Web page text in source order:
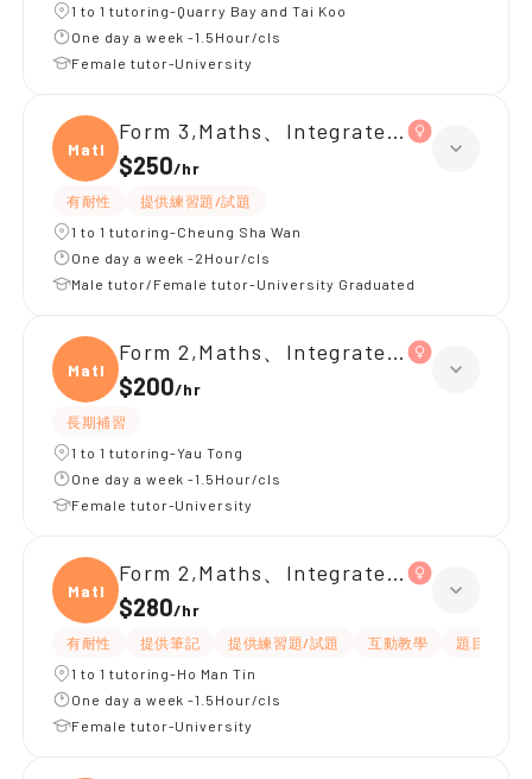
1 to 1 tutoring-Quarry Bay and Tai Koo
One day a week -1.5Hour/cls
Female tutor-University
Maths
Form 3,Maths、Integrated Science
$250/hr
有耐性
提供練習題/試題
1 to 1 tutoring-Cheung Sha Wan
One day a week -2Hour/cls
Male tutor/Female tutor-University Graduated
Maths
Form 2,Maths、Integrated Science
$200/hr
長期補習
1 to 1 tutoring-Yau Tong
One day a week -1.5Hour/cls
Female tutor-University
Maths
Form 2,Maths、Integrated Science
$280/hr
有耐性 提供筆記 提供練習題/試題 互動教學
題目講解
1 to 1 tutoring-Ho Man Tin
One day a week -1.5Hour/cls
Female tutor-University